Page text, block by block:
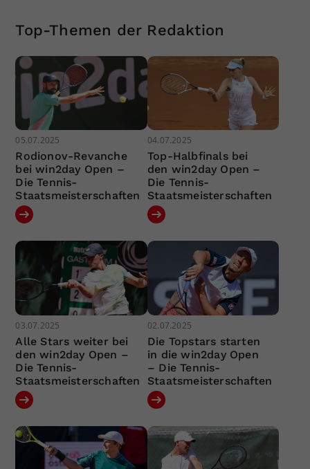
Top-Themen der Redaktion
05.07.2025
Rodionov-Revanche
bei win2day Open –
Die Tennis-
Staatsmeisterschaften
04.07.2025
Top-Halbfinals bei
den win2day Open –
Die Tennis-
Staatsmeisterschaften
03.07.2025
Alle Stars weiter bei
den win2day Open –
Die Tennis-
Staatsmeisterschaften
02.07.2025
Die Topstars starten
in die win2day Open
– Die Tennis-
Staatsmeisterschaften